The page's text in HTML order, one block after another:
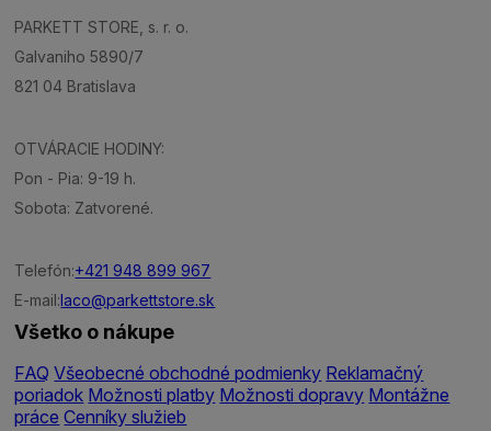
PARKETT STORE, s. r. o.
Galvaniho 5890/7
821 04 Bratislava
OTVÁRACIE HODINY:
Pon - Pia: 9-19 h.
Sobota: Zatvorené.
Telefón:+421 948 899 967
E-mail:laco@parkettstore.sk
Všetko o nákupe
FAQ Všeobecné obchodné podmienky Reklamačný
poriadok Možnosti platby Možnosti dopravy Montážne
práce Cenníky služieb